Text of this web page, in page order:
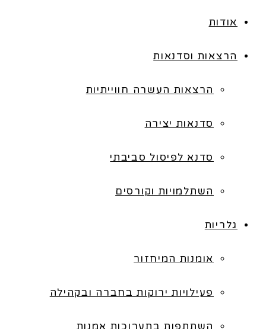
אודות
הרצאות וסדנאות
הרצאות העשרה חווייתיות
סדנאות יצירה
סדנא לפיסול סביבתי
השתלמויות וקורסים
גלריות
אומנות המיחזור
פעילויות ירוקות בחברה ובקהילה
השתתפות בתערוכות אמנות